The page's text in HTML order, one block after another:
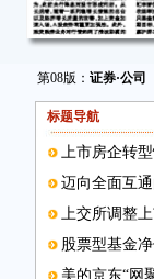
第08版： 证券·公司
标题导航
上市房企转
迈向全面互
上交所调整
股票型基金
美的京东“网